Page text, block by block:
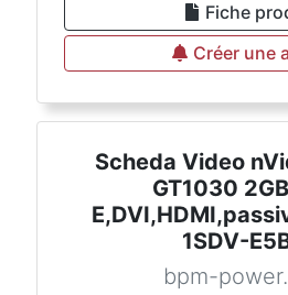
Fiche
Créer une
Scheda Video
GT1030
1SDV-
bpm-